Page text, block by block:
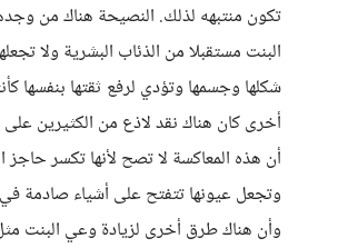
تكون منتبهه لذلك. النصيحة هناك من
البنت مستقبلا من الذئاب البشرية ولا
شكلها وجسمها وتؤدي لرفع ثقتها بنفسها
أخرى كان هناك نقد لاذع من الكثيرين
أن هذه المعاكسة لا تصح لأنها تكسر حاجز
وتجعل عيونها تتفتح على أشياء صادمة
وأن هناك طرق أخرى لزيادة وعي البنت